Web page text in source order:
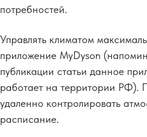
потребностей.
Управлять климатом
приложение MyDyson
публикации статьи данное
работает на территории РФ).
удаленно контролировать
расписание.